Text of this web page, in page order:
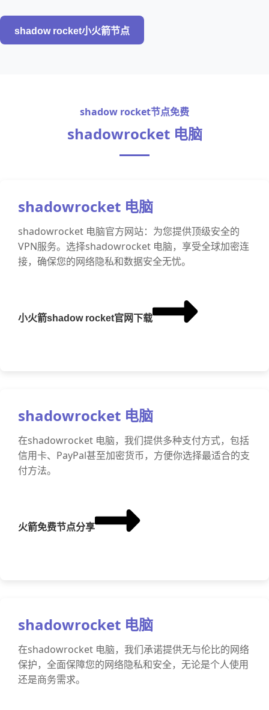
shadow rocket小火箭节点
shadow rocket节点免费
shadowrocket 电脑
shadowrocket 电脑
shadowrocket 电脑官方网站：为您提供顶级安全的
VPN服务。选择shadowrocket 电脑，享受全球加密连
接，确保您的网络隐私和数据安全无忧。
小火箭shadow rocket官网下载
shadowrocket 电脑
在shadowrocket 电脑，我们提供多种支付方式，包括
信用卡、PayPal甚至加密货币，方便你选择最适合的支
付方法。
火箭免费节点分享
shadowrocket 电脑
在shadowrocket 电脑，我们承诺提供无与伦比的网络
保护，全面保障您的网络隐私和安全，无论是个人使用
还是商务需求。